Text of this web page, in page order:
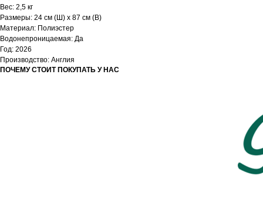
Вес: 2,5 кг
Размеры: 24 см (Ш) х 87 см (В)
Материал: Полиэстер
Водонепроницаемая: Да
Год: 2026
Производство: Англия
ПОЧЕМУ СТОИТ ПОКУПАТЬ У НАС